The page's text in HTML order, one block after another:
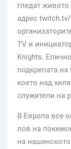
гледат
адрес
TV и
Knights.
подкрепата
което над
служители на
В Европа все
лов на
на